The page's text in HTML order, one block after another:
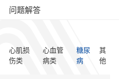
问题解答
心肌损
伤类
心血管
病类
糖尿
病
其
他